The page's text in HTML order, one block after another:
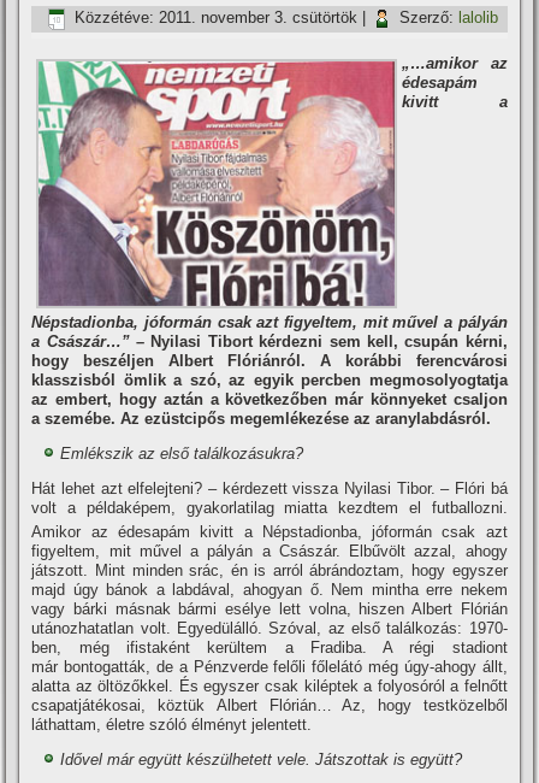
Közzétéve: 2011. november 3. csütörtök Szerző: lalolib
„…amikor az
édesapám
kivitt a
Népstadionba, jóformán csak azt figyeltem, mit művel a pályán
a Császár…”– Nyi­lasi Tibort kérdezni sem kell, csupán kérni,
hogy beszéljen Albert Flóriánról. A korábbi ferencvárosi
klasszisból ömlik a szó, az egyik percben megmosolyogtatja
az embert, hogy aztán a következőben már könnyeket csaljon
a szemébe. Az ezüstcipős megemlé­kezése az aranylabdásról.
Emlékszik az első találkozásukra?
Hát lehet azt elfelejteni? – kérdezett vissza Nyilasi Ti­bor. – Flóri bá
volt a példa­képem, gyakorlatilag miatta
kezdtem el futballozni.
Amikor az édesapám kivitt a Népstadionba, jóformán csak azt
figyeltem, mit művel a pályán a Császár. Elbűvölt azzal, ahogy
játszott. Mint minden srác, én is arról ábrándoz­tam, hogy egyszer
majd úgy bánok a labdával, ahogyan ő. Nem mintha erre nekem
vagy bárki másnak bármi esé­lye lett volna, hiszen Albert Flórián
utánozhatatlan volt. Egyedülálló. Szóval, az első találkozás: 1970-
ben, még ifistaként kerültem a Fradiba. A régi stadiont
már bontogatták, de a Pénzverde felőli főlelátó még úgy-ahogy állt,
alatta az öltözőkkel. És egy­szer csak kiléptek a folyosóról a felnőtt
csapatjátékosai, köztük Albert Flórián… Az, hogy testközelből
láthattam, életre szóló élményt jelentett.
Idővel már együtt ké­szülhetett vele. Játszottak is együtt?